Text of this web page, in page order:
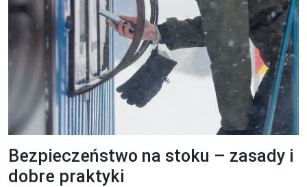
Bezpieczeństwo na stoku – zasady i
dobre praktyki